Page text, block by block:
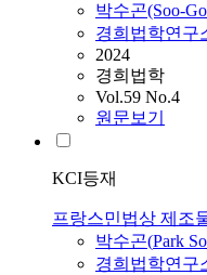
박수곤(Soo-
경희법학연구
2024
경희법학
Vol.59 No.4
원문보기
KCI등재
프랑스민법상 제조
박수곤(Park
경희법학연구